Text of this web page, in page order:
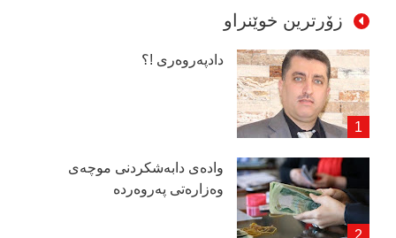
زۆرترین خوێنراو
دادپەروەری !؟
وادەی دابەشكردنی موچەی
وەزارەتی پەروەردە